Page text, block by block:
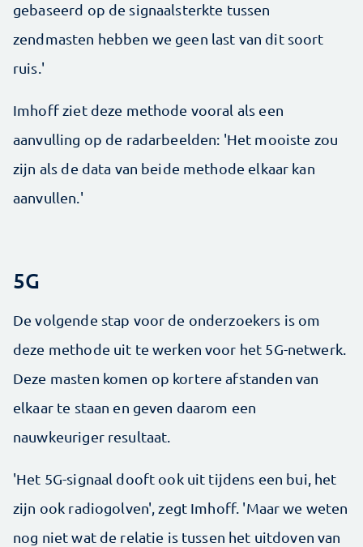
gebaseerd op de signaalsterkte tussen
zendmasten hebben we geen last van dit soort
ruis.'
Imhoff ziet deze methode vooral als een
aanvulling op de radarbeelden: 'Het mooiste zou
zijn als de data van beide methode elkaar kan
aanvullen.'
5G
De volgende stap voor de onderzoekers is om
deze methode uit te werken voor het 5G-netwerk.
Deze masten komen op kortere afstanden van
elkaar te staan en geven daarom een
nauwkeuriger resultaat.
'Het 5G-signaal dooft ook uit tijdens een bui, het
zijn ook radiogolven', zegt Imhoff. 'Maar we weten
nog niet wat de relatie is tussen het uitdoven van